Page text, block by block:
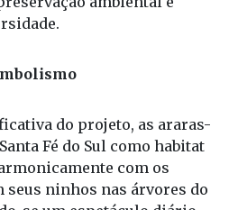
o compromisso da
ambiental e
do projeto, as araras-
Fé do Sul como habitat
com os